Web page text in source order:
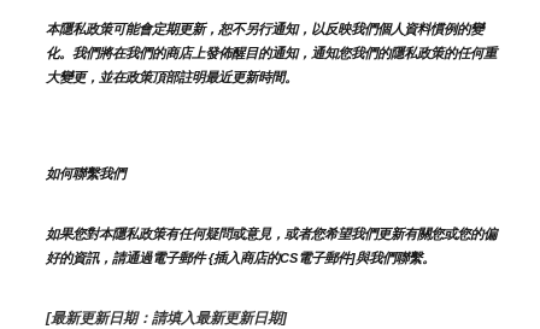
本隱私政策可能會定期更新，恕不另行通知，以反映我們個人資料慣例的變
化。我們將在我們的商店上發佈醒目的通知，通知您我們的隱私政策的任何重
大變更，並在政策頂部註明最近更新時間。
如何聯繫我們
如果您對本隱私政策有任何疑問或意見，或者您希望我們更新有關您或您的偏
好的資訊，請通過電子郵件 {插入商店的CS電子郵件]與我們聯繫。
[最新更新日期：請填入最新更新日期]